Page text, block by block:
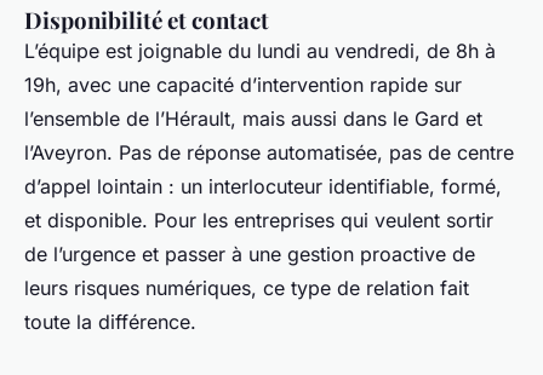
Disponibilité et contact
L’équipe est joignable du lundi au vendredi, de 8h à
19h, avec une capacité d’intervention rapide sur
l’ensemble de l’Hérault, mais aussi dans le Gard et
l’Aveyron. Pas de réponse automatisée, pas de centre
d’appel lointain : un interlocuteur identifiable, formé,
et disponible. Pour les entreprises qui veulent sortir
de l’urgence et passer à une gestion proactive de
leurs risques numériques, ce type de relation fait
toute la différence.